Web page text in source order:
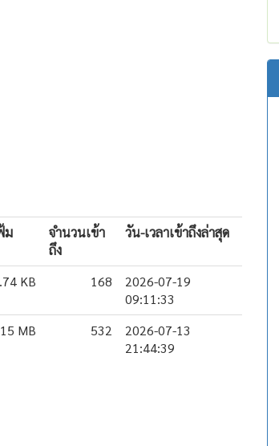
ม
จำนวนเข้า
ถึง
วัน-เวลาเข้าถึงล่าสุด
KB 168
2026-07-19
09:11:33
MB 532
2026-07-13
21:44:39